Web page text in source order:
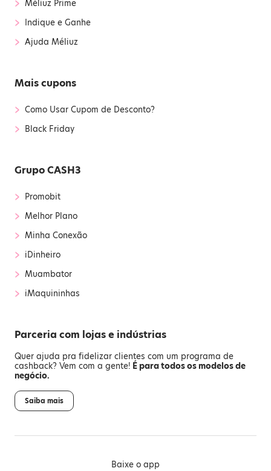
Méliuz Prime
› Indique e Ganhe
› Ajuda Méliuz
Mais cupons
› Como Usar Cupom de Desconto?
› Black Friday
Grupo CASH3
› Promobit
› Melhor Plano
› Minha Conexão
› iDinheiro
› Muambator
› iMaquininhas
Parceria com lojas e indústrias
Quer ajuda pra fidelizar clientes com um programa de
cashback? Vem com a gente! É para todos os modelos de
negócio.
Saiba mais
Baixe o app